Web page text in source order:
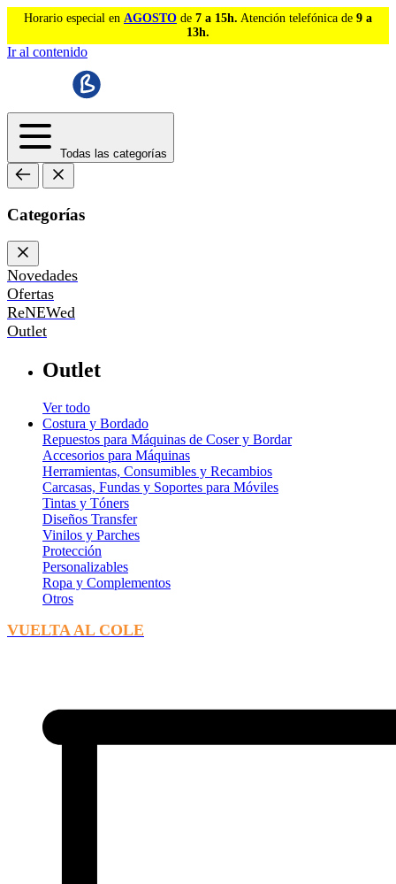
Horario especial en AGOSTO de 7 a 15h. Atención telefónica de 9 a
13h.
Ir al contenido
Todas las categorías
Categorías
Novedades
Ofertas
ReNEWed
Outlet
Outlet
Ver todo
Costura y Bordado
Repuestos para Máquinas de Coser y Bordar
Accesorios para Máquinas
Herramientas, Consumibles y Recambios
Carcasas, Fundas y Soportes para Móviles
Tintas y Tóners
Diseños Transfer
Vinilos y Parches
Protección
Personalizables
Ropa y Complementos
Otros
VUELTA AL COLE